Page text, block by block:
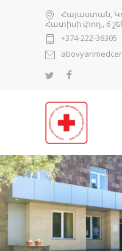
Հայաստան,
Հատիսի փող., 6
+374-222-36305